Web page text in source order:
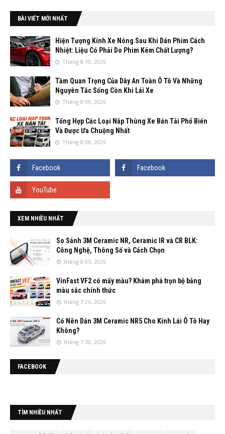
BÀI VIẾT MỚI NHẤT
Hiện Tượng Kính Xe Nóng Sau Khi Dán Phim Cách
Nhiệt: Liệu Có Phải Do Phim Kém Chất Lượng?
Tháng 8 10, 2026
Tầm Quan Trọng Của Dây An Toàn Ô Tô Và Những
Nguyên Tắc Sống Còn Khi Lái Xe
Tháng 8 09, 2026
Tổng Hợp Các Loại Nắp Thùng Xe Bán Tải Phổ Biến
Và Được Ưa Chuộng Nhất
Tháng 8 08, 2026
XEM NHIỀU NHẤT
So Sánh 3M Ceramic NR, Ceramic IR và CR BLK:
Công Nghệ, Thông Số và Cách Chọn
tháng 8 05, 2026
VinFast VF2 có mấy màu? Khám phá trọn bộ bảng
màu sắc chính thức
tháng 7 26, 2026
Có Nên Dán 3M Ceramic NR5 Cho Kính Lái Ô Tô Hay
Không?
tháng 7 30, 2026
FACEBOOK
TÌM NHIỀU NHẤT